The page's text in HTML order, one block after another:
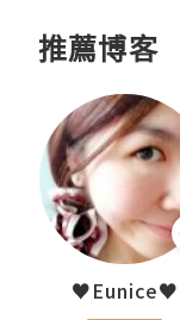
推薦博客
♥Eunice♥